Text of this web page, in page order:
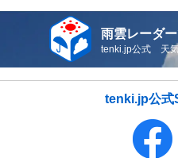
雨雲レーダ
tenki.jp公式 天気
tenki.jp公式